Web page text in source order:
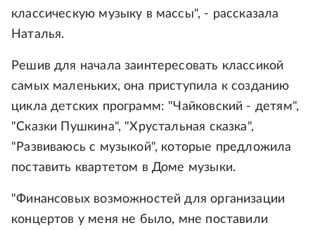
классическую музыку в массы", - рассказала
Наталья.
Решив для начала заинтересовать классикой
самых маленьких, она приступила к созданию
цикла детских программ: "Чайковский - детям",
"Сказки Пушкина", "Хрустальная сказка",
"Развиваюсь с музыкой", которые предложила
поставить квартетом в Доме музыки.
"Финансовых возможностей для организации
концертов у меня не было, мне поставили